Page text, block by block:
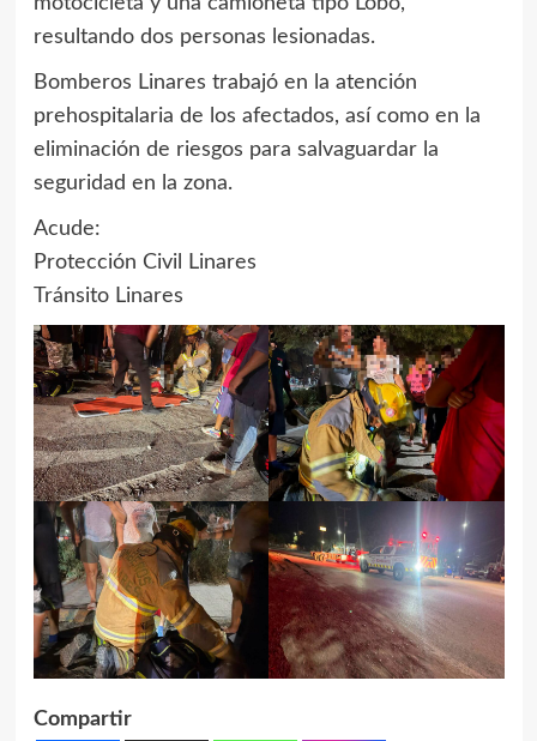
resultando dos personas lesionadas.
Bomberos Linares trabajó en la atención
prehospitalaria de los afectados, así como en la
eliminación de riesgos para salvaguardar la
seguridad en la zona.
Acude:
Protección Civil Linares
Tránsito Linares
Compartir